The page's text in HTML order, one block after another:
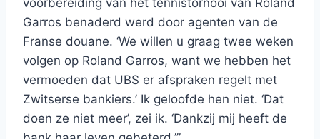
voorbereiding van het tennistornooi van Roland
Garros benaderd werd door agenten van de
Franse douane. ‘We willen u graag twee weken
volgen op Roland Garros, want we hebben het
vermoeden dat UBS er afspraken regelt met
Zwitserse bankiers.’ Ik geloofde hen niet. ‘Dat
doen ze niet meer’, zei ik. ‘Dankzij mij heeft de